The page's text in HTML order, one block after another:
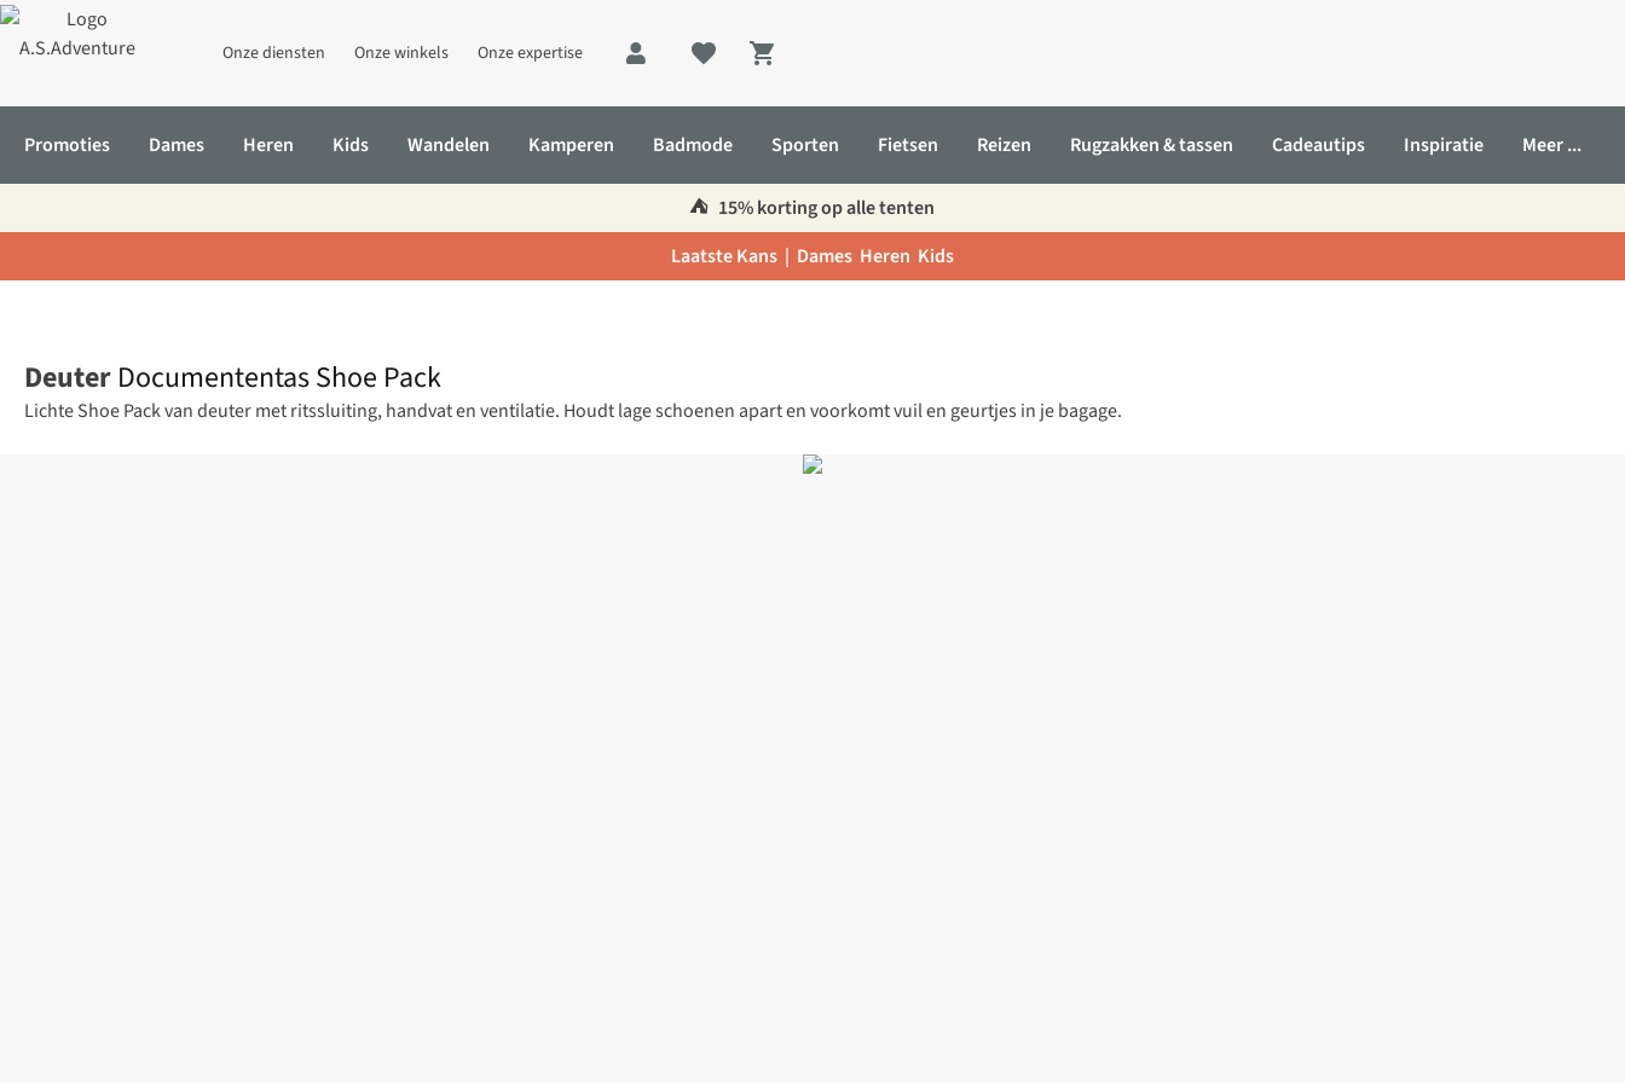
Onze diensten Onze winkels Onze expertise
Shopping cart
Promoties Dames Heren Kids Wandelen Kamperen Badmode Sporten Fietsen Reizen Rugzakken & tassen Cadeautips Inspiratie Meer ...
⛺️ 15% korting op alle tenten
Laatste Kans | Dames Heren Kids
Deuter Documententas Shoe Pack
Lichte Shoe Pack van deuter met ritssluiting, handvat en ventilatie. Houdt lage schoenen apart en voorkomt vuil en geurtjes in je bagage.